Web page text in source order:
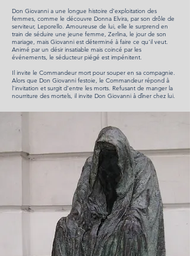
Don Giovanni a une longue histoire d'exploitation des
femmes, comme le découvre Donna Elvira, par son drôle de
serviteur, Leporello. Amoureuse de lui, elle le surprend en
train de séduire une jeune femme, Zerlina, le jour de son
mariage, mais Giovanni est déterminé à faire ce qu'il veut.
Animé par un désir insatiable mais coincé par les
événements, le séducteur piégé est impénitent.
Il invite le Commandeur mort pour souper en sa compagnie.
Alors que Don Giovanni festoie, le Commandeur répond à
l’invitation et surgit d’entre les morts. Refusant de manger la
nourriture des mortels, il invite Don Giovanni à dîner chez lui.